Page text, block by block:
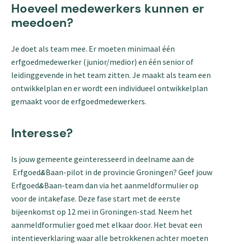
Hoeveel medewerkers kunnen er
meedoen?
Je doet als team mee. Er moeten minimaal één
erfgoedmedewerker (junior/medior) en één senior of
leidinggevende in het team zitten. Je maakt als team een
ontwikkelplan en er wordt een individueel ontwikkelplan
gemaakt voor de erfgoedmedewerkers.
Interesse?
Is jouw gemeente geïnteresseerd in deelname aan de
Erfgoed&Baan-pilot in de provincie Groningen? Geef jouw
Erfgoed&Baan-team dan via het aanmeldformulier op
voor de intakefase. Deze fase start met de eerste
bijeenkomst op 12 mei in Groningen-stad. Neem het
aanmeldformulier goed met elkaar door. Het bevat een
intentieverklaring waar alle betrokkenen achter moeten